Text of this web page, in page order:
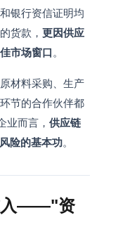
银行资信证明均
货款， 更因供应
市场窗口 。
材料采购、生产
节的合作伙伴都
业而言， 供应链
险的基本功。
入——"资